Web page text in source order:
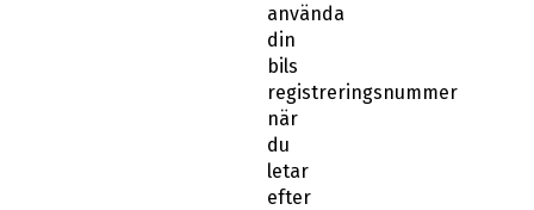
använda
din
bils
registreringsnummer
när
du
letar
efter